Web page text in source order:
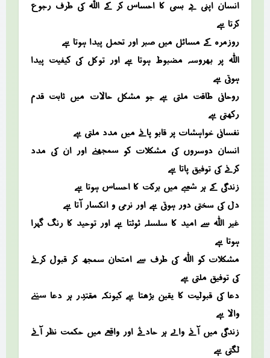
انسان اپنی بے بسی کا احساس کر کے اللہ کی طرف رجوع
کرتا ہے
روزمرہ کے مسائل میں صبر اور تحمل پیدا ہوتا ہے
اللہ پر بھروسہ مضبوط ہوتا ہے اور توکل کی کیفیت پیدا
ہوتی ہے
روحانی طاقت ملتی ہے جو مشکل حالات میں ثابت قدم
رکھتی ہے
نفسانی خواہشات پر قابو پانے میں مدد ملتی ہے
انسان دوسروں کی مشکلات کو سمجھنے اور ان کی مدد
کرنے کی توفیق پاتا ہے
زندگی کے ہر شعبے میں برکت کا احساس ہوتا ہے
دل کی سختی دور ہوتی ہے اور نرمی و انکسار آتا ہے
غیر اللہ سے امید کا سلسلہ ٹوٹتا ہے اور توحید کا رنگ گہرا
ہوتا ہے
مشکلات کو اللہ کی طرف سے امتحان سمجھ کر قبول کرنے
کی توفیق ملتی ہے
دعا کی قبولیت کا یقین بڑھتا ہے کیونکہ مُقْتَدِر ہر دعا سننے
والا ہے
زندگی میں آنے والے ہر حادثے اور واقعے میں حکمت نظر آنے
لگتی ہے